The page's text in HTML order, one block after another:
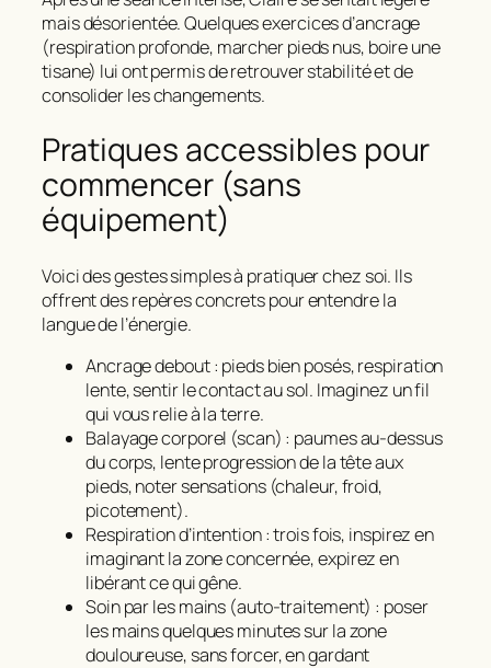
mais désorientée. Quelques exercices d’ancrage
(respiration profonde, marcher pieds nus, boire une
tisane) lui ont permis de retrouver stabilité et de
consolider les changements.
Pratiques accessibles pour
commencer (sans
équipement)
Voici des gestes simples à pratiquer chez soi. Ils
offrent des repères concrets pour entendre la
langue de l’énergie.
Ancrage debout : pieds bien posés, respiration
lente, sentir le contact au sol. Imaginez un fil
qui vous relie à la terre.
Balayage corporel (scan) : paumes au-dessus
du corps, lente progression de la tête aux
pieds, noter sensations (chaleur, froid,
picotement).
Respiration d’intention : trois fois, inspirez en
imaginant la zone concernée, expirez en
libérant ce qui gêne.
Soin par les mains (auto‑traitement) : poser
les mains quelques minutes sur la zone
douloureuse, sans forcer, en gardant